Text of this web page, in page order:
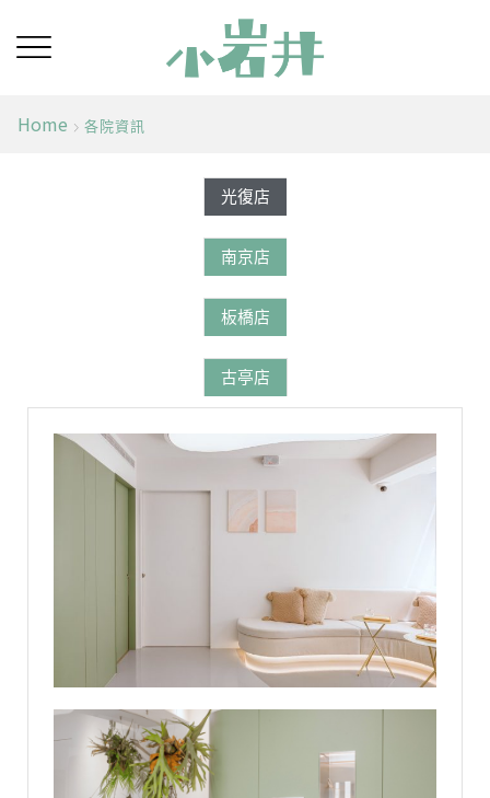
Home 各院資訊
光復店
南京店
板橋店
古亭店